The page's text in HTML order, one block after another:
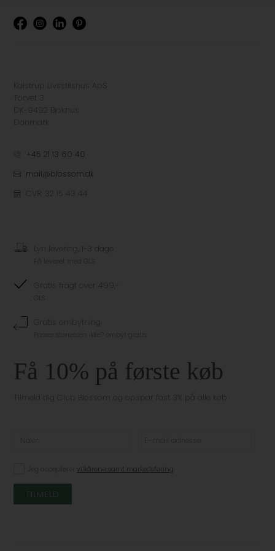
Kalstrup Livsstilshus ApS
Torvet 3
DK-9492 Blokhus
Danmark
+45 21 13 60 40
mail@blossom.dk
CVR: 32 15 43 44
Lyn levering, 1-3 dage
Få leveret med GLS
Gratis fragt over 499,-
Gratis ombytning
Passer størrelsen ikke? ombyt gratis
Få 10% på første køb
Tilmeld dig Club Blossom og opspar fast 3% på alle køb
Jeg accepterervilkårene samt markedsføring